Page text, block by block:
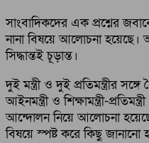
সাংবাদিকদের এক প্রশ্নের
নানা বিষয়ে আলোচনা
সিদ্ধান্তই চূড়ান্ত।
দুই মন্ত্রী ও দুই প্রতিমন্ত্রীর
আইনমন্ত্রী ও শিক্ষামন্ত্রী-
আন্দোলন নিয়ে আলোচনা
বিষয়ে স্পষ্ট করে কিছু জানানো